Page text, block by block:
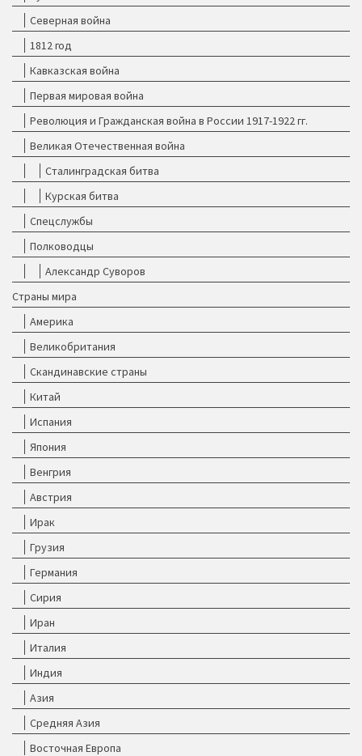
Северная война
1812 год
Кавказская война
Первая мировая война
Революция и Гражданская война в России 1917-1922 гг.
Великая Отечественная война
Сталинградская битва
Курская битва
Спецслужбы
Полководцы
Александр Суворов
Страны мира
Америка
Великобритания
Скандинавские страны
Китай
Испания
Япония
Венгрия
Австрия
Ирак
Грузия
Германия
Сирия
Иран
Италия
Индия
Азия
Средняя Азия
Восточная Европа